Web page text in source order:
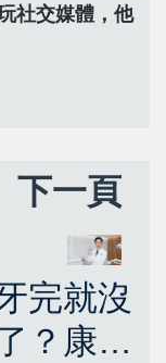
社交媒體，他
下一頁
完就沒
？康智